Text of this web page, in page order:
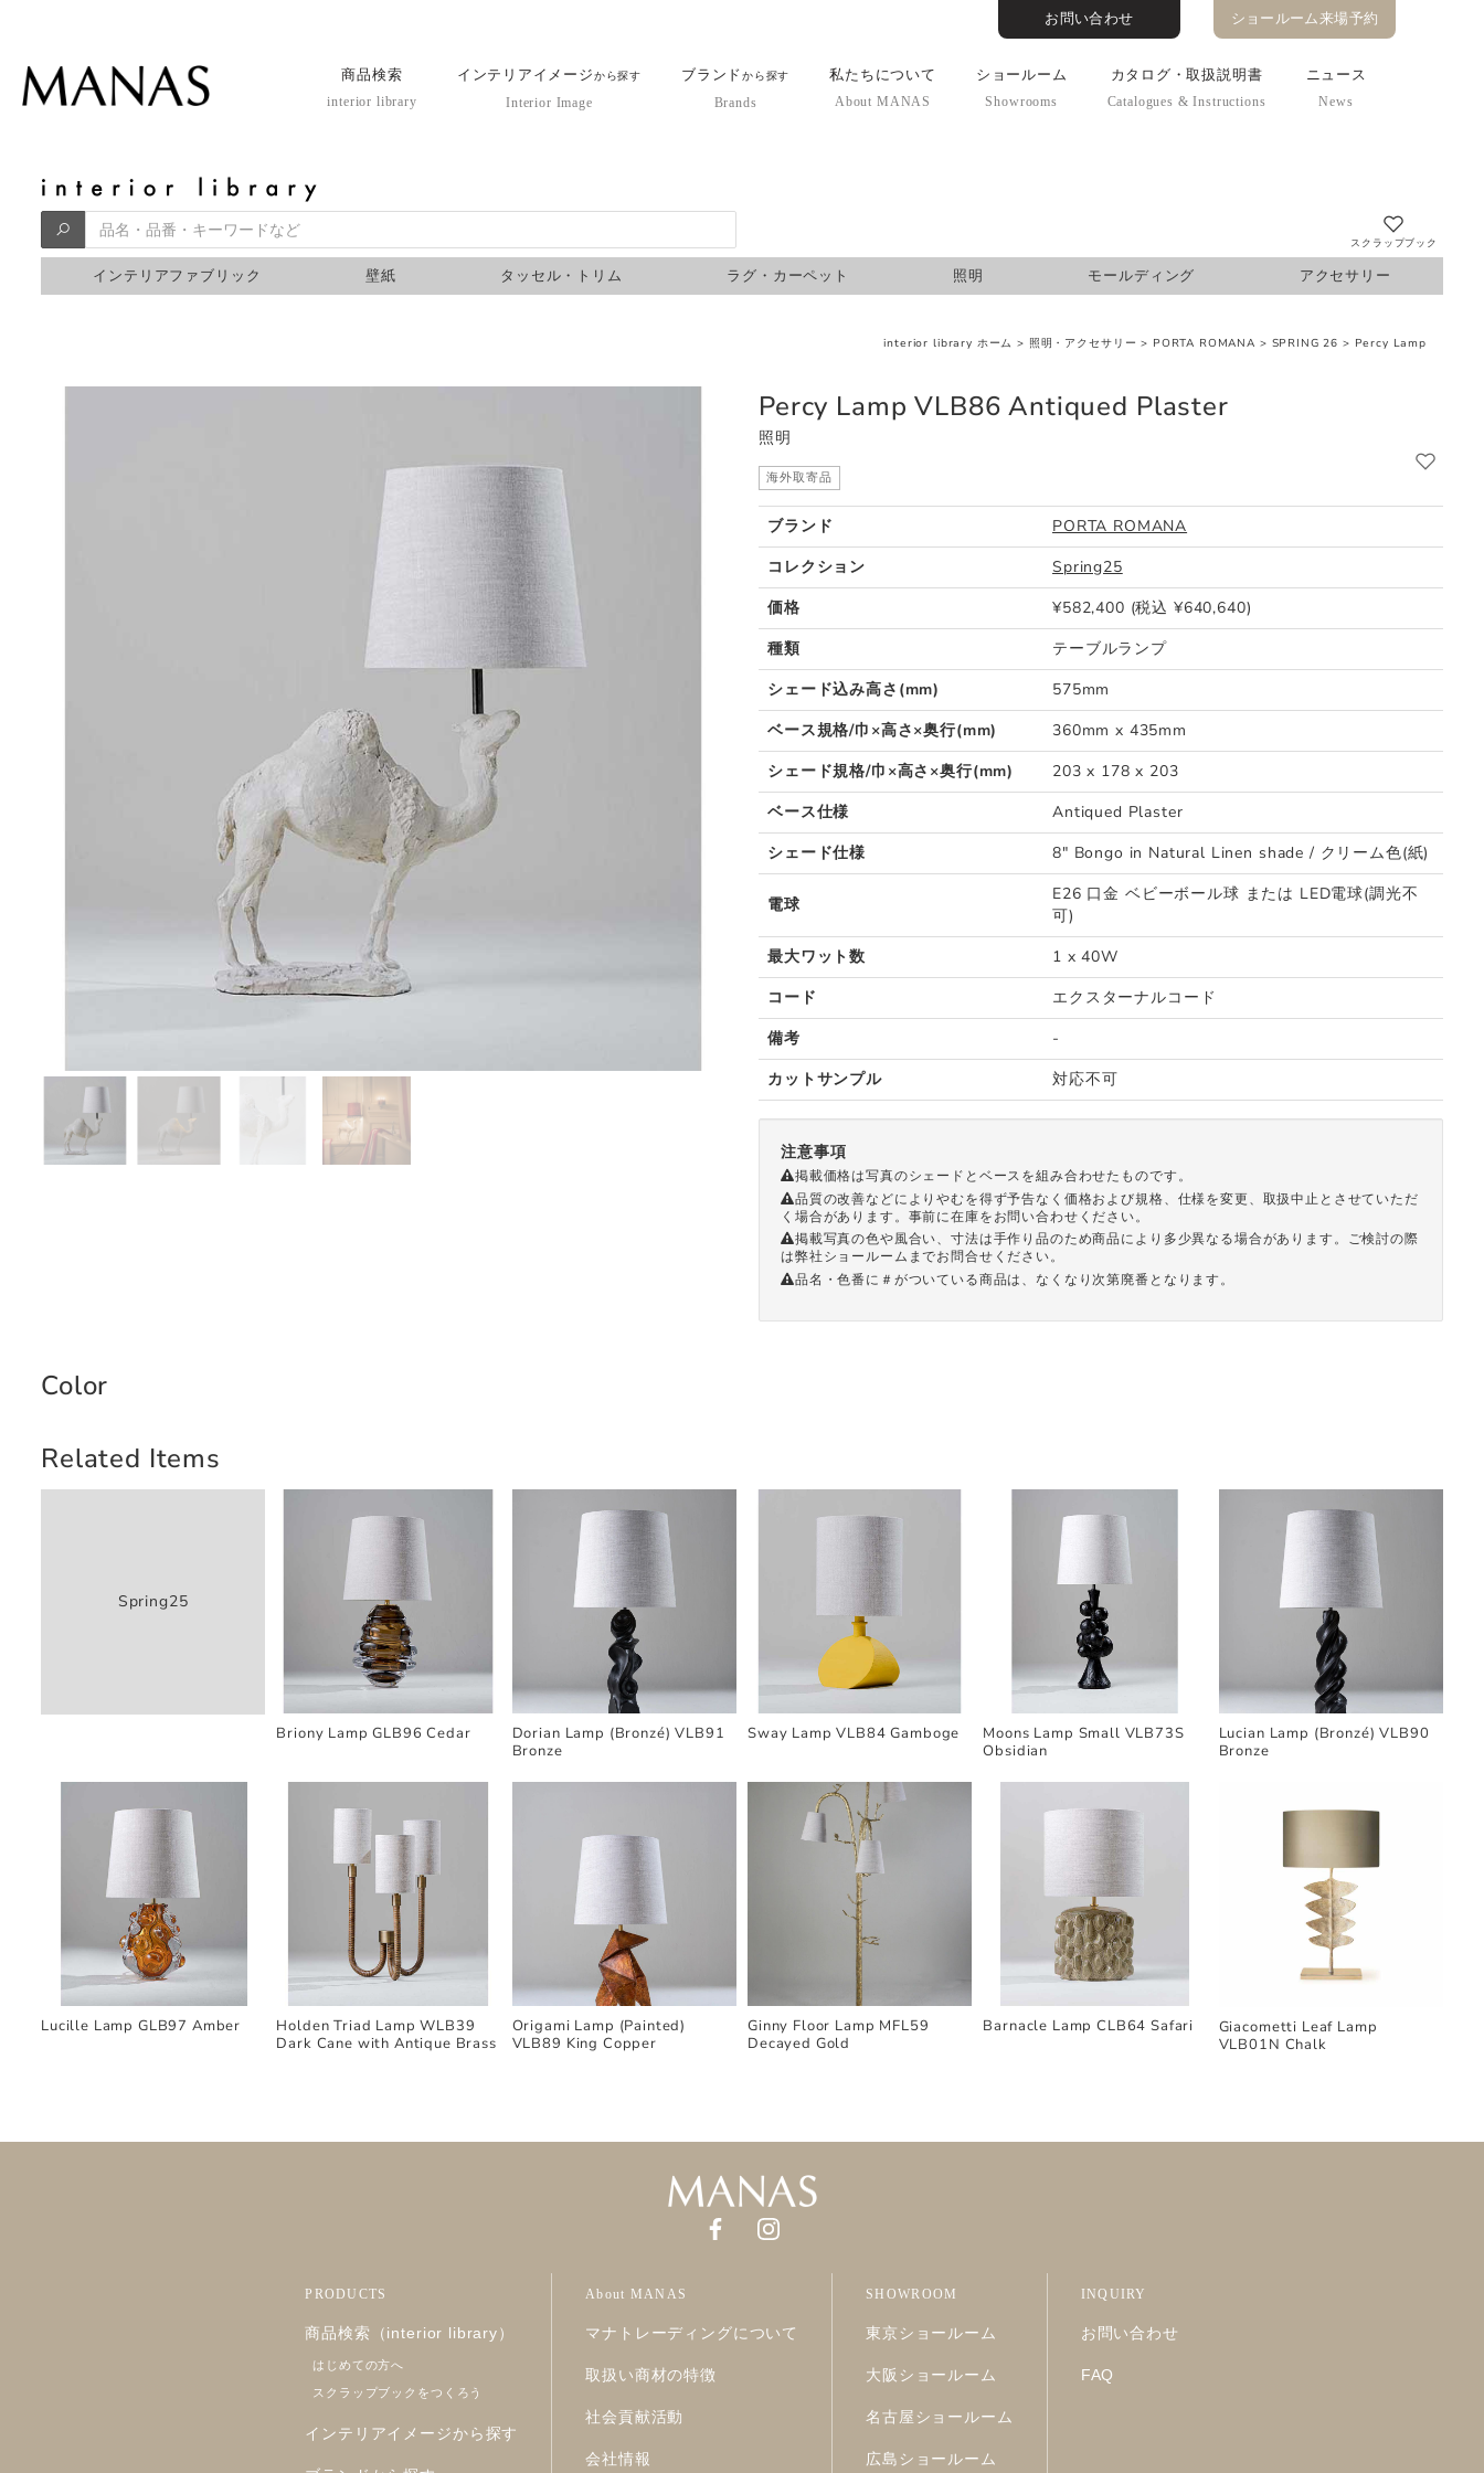
お問い合わせ ショールーム来場予約
商品検索
interior library
インテリアイメージから探す
Interior Image
ブランドから探す
Brands
私たちについて
About MANAS
ショールーム
Showrooms
カタログ・取扱説明書
Catalogues & Instructions
ニュース
News
スクラップブック
インテリアファブリック 壁紙 タッセル・トリム ラグ・カーペット 照明 モールディング アクセサリー
interior library ホーム > 照明・アクセサリー > PORTA ROMANA > SPRING 26 > Percy Lamp
Percy Lamp VLB86 Antiqued Plaster
照明
海外取寄品
ブランド
PORTA ROMANA
コレクション
Spring25
価格
¥582,400 (税込 ¥640,640)
種類
テーブルランプ
シェード込み高さ(mm)
575mm
ベース規格/巾×高さ×奥行(mm)
360mm x 435mm
シェード規格/巾×高さ×奥行(mm)
203 x 178 x 203
ベース仕様
Antiqued Plaster
シェード仕様
8" Bongo in Natural Linen shade / クリーム色(紙)
電球
E26 口金 ベビーボール球 または LED電球(調光不
可)
最大ワット数
1 x 40W
コード
エクスターナルコード
備考
-
カットサンプル
対応不可
注意事項
掲載価格は写真のシェードとベースを組み合わせたものです。
品質の改善などによりやむを得ず予告なく価格および規格、仕様を変更、取扱中止とさせていただ
く場合があります。事前に在庫をお問い合わせください。
掲載写真の色や風合い、寸法は手作り品のため商品により多少異なる場合があります。ご検討の際
は弊社ショールームまでお問合せください。
品名・色番に＃がついている商品は、なくなり次第廃番となります。
Color
Related Items
Spring25
Briony Lamp GLB96 Cedar
Dorian Lamp (Bronzé) VLB91
Bronze
Sway Lamp VLB84 Gamboge
Moons Lamp Small VLB73S
Obsidian
Lucian Lamp (Bronzé) VLB90
Bronze
Lucille Lamp GLB97 Amber
Holden Triad Lamp WLB39
Dark Cane with Antique Brass
Origami Lamp (Painted)
VLB89 King Copper
Ginny Floor Lamp MFL59
Decayed Gold
Barnacle Lamp CLB64 Safari
Giacometti Leaf Lamp
VLB01N Chalk
PRODUCTS
商品検索（interior library）
はじめての方へ
スクラップブックをつくろう
インテリアイメージから探す
About MANAS
マナトレーディングについて
取扱い商材の特徴
社会貢献活動
会社情報
SHOWROOM
東京ショールーム
大阪ショールーム
名古屋ショールーム
広島ショールーム
INQUIRY
お問い合わせ
FAQ